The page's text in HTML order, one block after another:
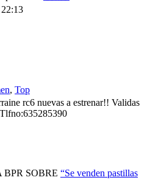
rc6 nuevas a estrenar!! Validas
SOBRE